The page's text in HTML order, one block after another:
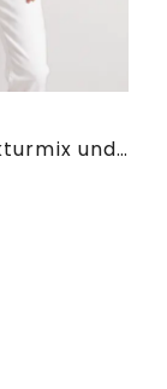
Top mit Strukturmix und Crochet-Details